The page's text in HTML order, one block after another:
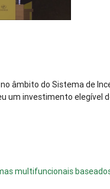
âmbito do Sistema de
um investimento elegível
multifuncionais